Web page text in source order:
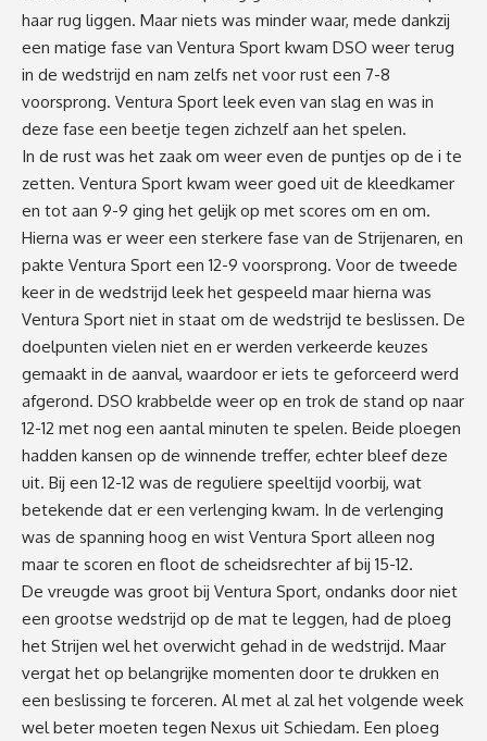
haar rug liggen. Maar niets was minder waar, mede dankzij
een matige fase van Ventura Sport kwam DSO weer terug
in de wedstrijd en nam zelfs net voor rust een 7-8
voorsprong. Ventura Sport leek even van slag en was in
deze fase een beetje tegen zichzelf aan het spelen.
In de rust was het zaak om weer even de puntjes op de i te
zetten. Ventura Sport kwam weer goed uit de kleedkamer
en tot aan 9-9 ging het gelijk op met scores om en om.
Hierna was er weer een sterkere fase van de Strijenaren, en
pakte Ventura Sport een 12-9 voorsprong. Voor de tweede
keer in de wedstrijd leek het gespeeld maar hierna was
Ventura Sport niet in staat om de wedstrijd te beslissen. De
doelpunten vielen niet en er werden verkeerde keuzes
gemaakt in de aanval, waardoor er iets te geforceerd werd
afgerond. DSO krabbelde weer op en trok de stand op naar
12-12 met nog een aantal minuten te spelen. Beide ploegen
hadden kansen op de winnende treffer, echter bleef deze
uit. Bij een 12-12 was de reguliere speeltijd voorbij, wat
betekende dat er een verlenging kwam. In de verlenging
was de spanning hoog en wist Ventura Sport alleen nog
maar te scoren en floot de scheidsrechter af bij 15-12.
De vreugde was groot bij Ventura Sport, ondanks door niet
een grootse wedstrijd op de mat te leggen, had de ploeg
het Strijen wel het overwicht gehad in de wedstrijd. Maar
vergat het op belangrijke momenten door te drukken en
een beslissing te forceren. Al met al zal het volgende week
wel beter moeten tegen Nexus uit Schiedam. Een ploeg